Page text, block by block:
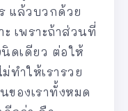
แล้วบวกด้วย
เพราะถ้าส่วนที่
ดเดียว ต่อให้
ำให้เรารวย
ของเราทั้งหมด